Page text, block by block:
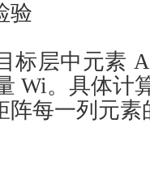
验
标层中元素
Wi。具体计
阵每一列元素